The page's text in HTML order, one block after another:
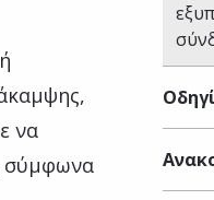
να
σύμφωνα